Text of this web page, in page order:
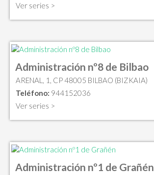
Ver series >
Administración nº8 de Bilbao
ARENAL, 1, CP 48005 BILBAO (BIZKAIA)
Teléfono: 944152036
Ver series >
Administración nº1 de Grañén